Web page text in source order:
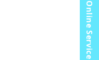
Online Service